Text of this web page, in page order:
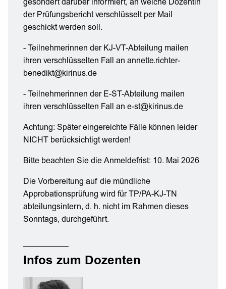
gesondert darüber informiert, an welche Dozentin
der Prüfungsbericht verschlüsselt per Mail
geschickt werden soll.
- Teilnehmerinnen der KJ-VT-Abteilung mailen
ihren verschlüsselten Fall an annette.richter-
benedikt@kirinus.de
- Teilnehmerinnen der E-ST-Abteilung mailen
ihren verschlüsselten Fall an e-st@kirinus.de
Achtung: Später eingereichte Fälle können leider
NICHT berücksichtigt werden!
Bitte beachten Sie die Anmeldefrist: 10. Mai 2026
Die Vorbereitung auf die mündliche
Approbationsprüfung wird für TP/PA-KJ-TN
abteilungsintern, d. h. nicht im Rahmen dieses
Sonntags, durchgeführt.
Infos zum Dozenten